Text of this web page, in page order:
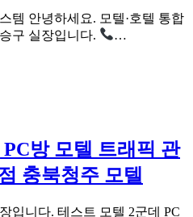
템 안녕하세요. 모텔·호텔 통합
구 실장입니다.
…
방 모텔 트래픽 관
충북청주 모텔
입니다. 테스트 모텔 2군데 PC